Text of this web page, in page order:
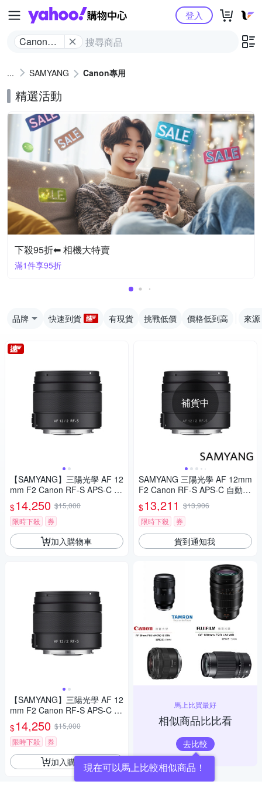
Yahoo購物中心
Canon專
登入
SAMYANG Canon專用
精選活動
下殺95折⬅︎ 相機大特賣
滿1件享95折
品牌 快速到貨 有現貨 挑戰低價 價格低到高 來源
【SAMYANG】三陽光學 AF 12
mm F2 Canon RF-S APS-C 自
動對焦鏡頭 公司貨
$14,250 $15,000
限時下殺
券
加入購物車
【SAMYANG】三陽光學 AF 12
mm F2 Canon RF-S APS-C 自
動對焦鏡頭 公司貨
$14,250 $15,000
限時下殺
券
加入購物車
補貨中
SAMYANG 三陽光學 AF 12mm
F2 Canon RF-S APS-C 自動對
焦鏡頭 公司貨
$13,211 $13,906
限時下殺
券
貨到通知我
馬上比買最好
相似商品比比看
去比較
現在可以馬上比較相似商品！